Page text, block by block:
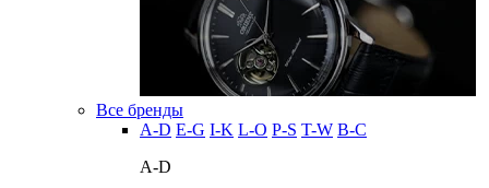
Все бренды
A-D E-G I-K L-O P-S T-W В-С
A-D